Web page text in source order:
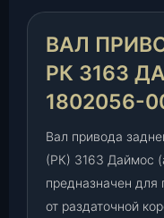
К
3
6
а
й
м
ВАЛ
РК 3163
1802056-
Вал привода
(РК) 3163 Даймос
предназначен для
от раздаточной